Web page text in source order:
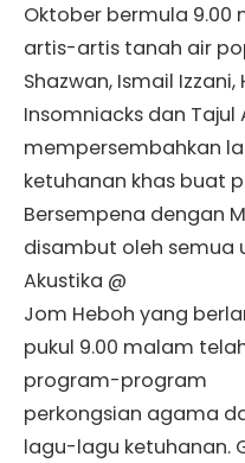
Oktober bermula 9.00
artis-artis tanah air
Shazwan, Ismail
Insomniacks dan Tajul
mempersembahkan
ketuhanan khas buat
Bersempena dengan
disambut oleh semua
Akustika @
Jom Heboh yang
pukul 9.00 malam
program-program
perkongsian agama
lagu-lagu ketuhanan.